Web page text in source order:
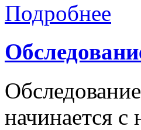
Подробнее
начинается